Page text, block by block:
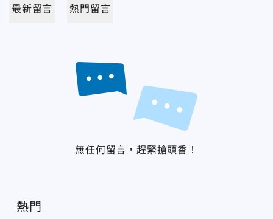
最新留言 熱門留言
無任何留言，趕緊搶頭香！
熱門